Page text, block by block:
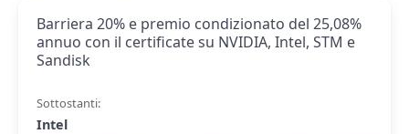
Barriera 20% e premio condizionato del 25,08%
annuo con il certificate su NVIDIA, Intel, STM e
Sandisk
Sottostanti:
Intel